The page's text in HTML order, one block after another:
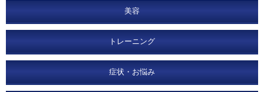
美容
トレーニング
症状・お悩み